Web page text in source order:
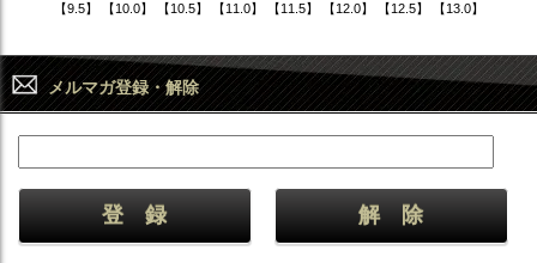
【9.5】 【10.0】 【10.5】 【11.0】 【11.5】 【12.0】 【12.5】 【13.0】
メルマガ登録・解除